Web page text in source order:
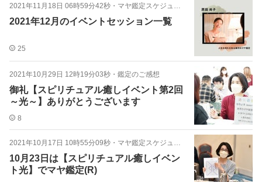
2021年11月18日 06時59分42秒 ・ マヤ鑑定スケジュール
2021年12月のイベントセッション一覧
25
2021年10月29日 12時19分03秒 ・ 鑑定のご感想
御礼【スピリチュアル癒しイベント第2回
～光～】ありがとうございます
8
2021年10月17日 10時55分09秒 ・ マヤ鑑定スケジュール
10月23日は【スピリチュアル癒しイベン
ト光】でマヤ鑑定(R)